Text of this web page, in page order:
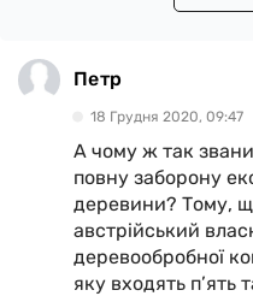
Петр
18 Грудня 2020, 09:47
А чому ж так
повну заборону
деревини? Тому,
австрійський
деревообробної
яку входять п’ять